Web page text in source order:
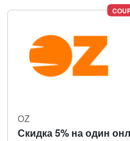
OZ
Скидка 5% на один